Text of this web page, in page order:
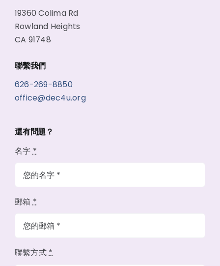
19360 Colima Rd
Rowland Heights
CA 91748
聯繫我們
626-269-8850
office@dec4u.org
還有問題？
名字*
郵箱*
聯繫方式*